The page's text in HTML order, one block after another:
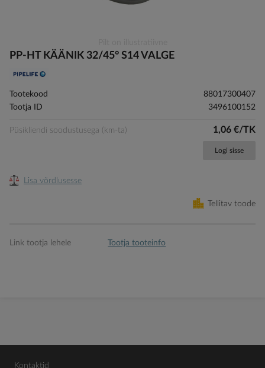
to
beginning
of
images
gallery
PP-HT KÄÄNIK 32/45° S14 VALGE
Tootekood
88017300407
Tootja ID
3496100152
Püsikliendi soodustusega (km-ta) 1,06 €/TK
Logi sisse
Lisa võrdlusesse
Tellitav toode
Link tootja lehele Tootja tooteinfo
Kontaktid